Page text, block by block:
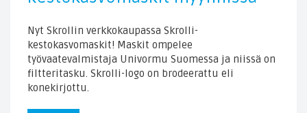
Nyt Skrollin verkkokaupassa Skrolli-
kestokasvomaskit! Maskit ompelee
työvaatevalmistaja Univormu Suomessa ja niissä on
filtteritasku. Skrolli-logo on brodeerattu eli
konekirjottu.